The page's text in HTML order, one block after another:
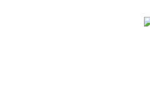
Bildergalerie überspringen